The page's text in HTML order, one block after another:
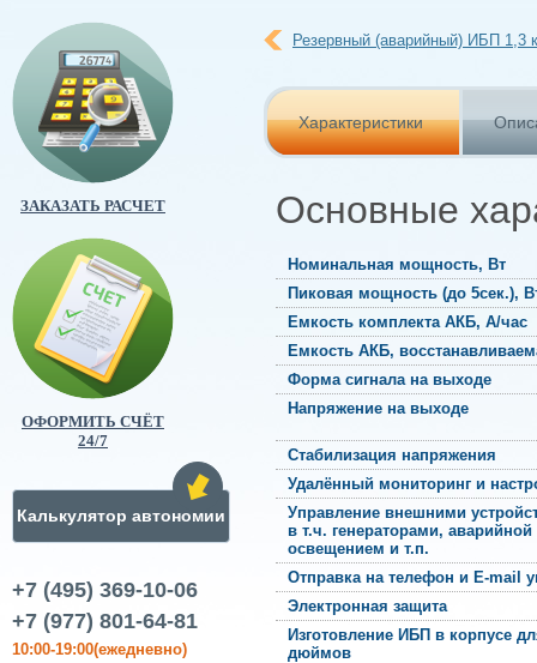
ЗАКАЗАТЬ РАСЧЕТ
ОФОРМИТЬ СЧЁТ
24/7
Калькулятор автономии
+7 (495) 369-10-06
+7 (977) 801-64-81
10:00-19:00(ежедневно)
Резервный (аварийный) ИБП 1,3
Характеристики
Основные
Номинальная мощность, Вт
Пиковая мощность (до 5сек.),
Емкость комплекта АКБ, А/час
Емкость АКБ,
Форма сигнала на выходе
Напряжение на выходе
Стабилизация напряжения
Удалённый мониторинг и
Управление внешними
в т.ч. генераторами, аварийной
освещением и т.п.
Отправка на телефон и E-mail
Электронная защита
Изготовление ИБП в корпусе
дюймов